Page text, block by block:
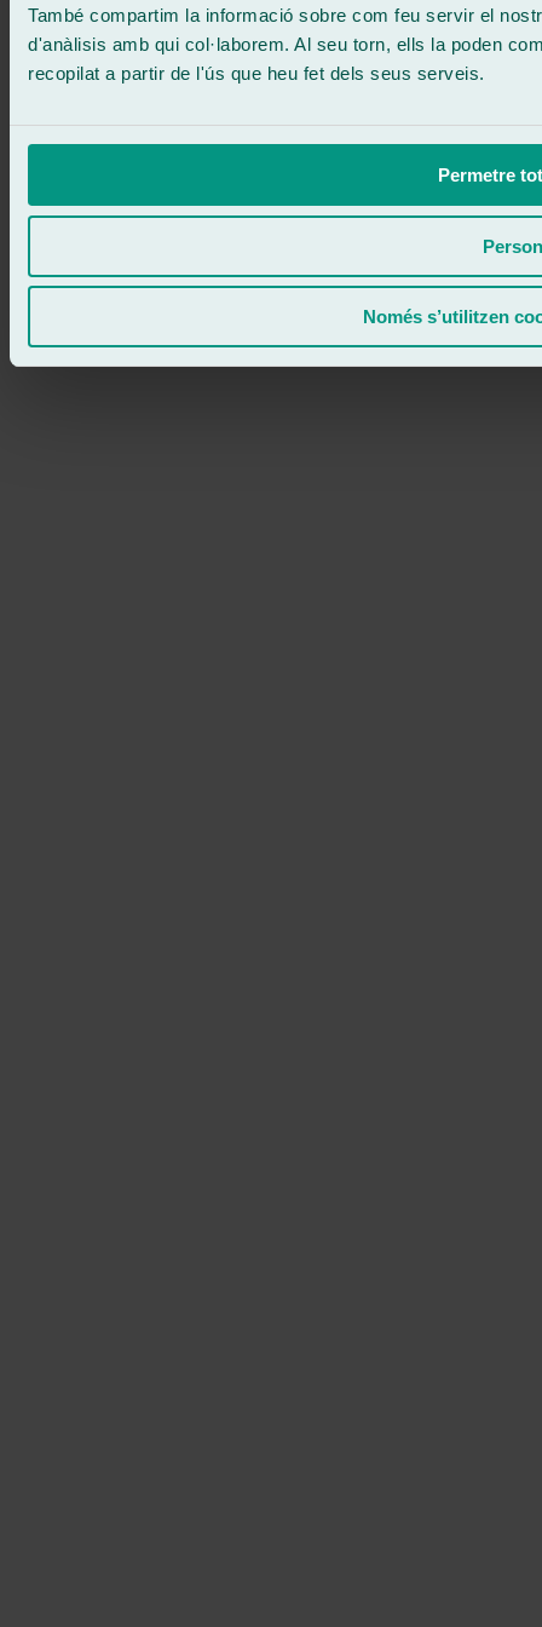
També compartim la informació sobre com feu servir el
d'anàlisis amb qui col·laborem. Al seu torn, ells la poden
recopilat a partir de l'ús que heu fet dels seus serveis.
Permetre
Només s’utilitzen